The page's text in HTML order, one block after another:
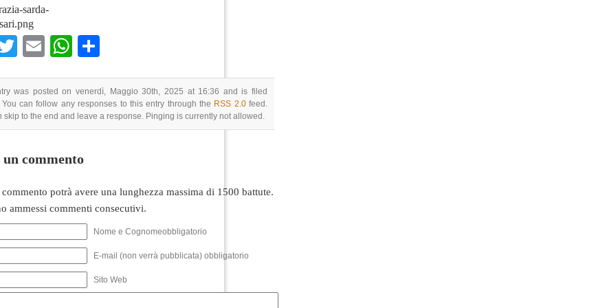
sarda-
TwitterEmailWhatsApp
was posted on venerdì, Maggio 30th, 2025 at 16:36 and is filed
can follow any responses to this entry through the RSS 2.0feed.
skip to the end and leave a response. Pinging is currently not allowed.
commento
potrà avere una lunghezza massima di 1500 battute.
ammessi commenti consecutivi.
Nome e Cognomeobbligatorio
E-mail (non verrà pubblicata) obbligatorio
Sito Web